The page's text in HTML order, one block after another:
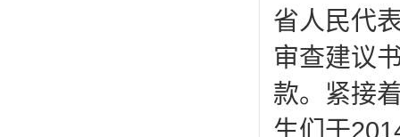
省人民代
审查建议
款。紧接
生们于